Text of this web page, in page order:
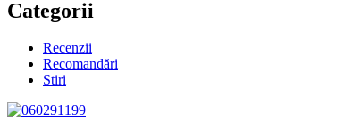
Categorii
Recenzii
Recomandări
Stiri